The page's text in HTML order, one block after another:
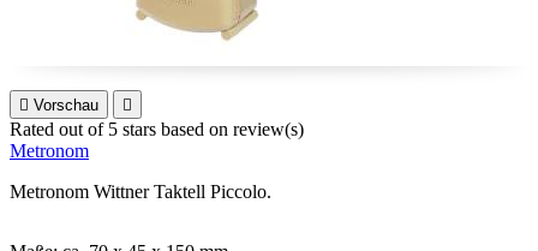
 Vorschau 
Rated out of 5 stars based on review(s)
Metronom
Metronom Wittner Taktell Piccolo.